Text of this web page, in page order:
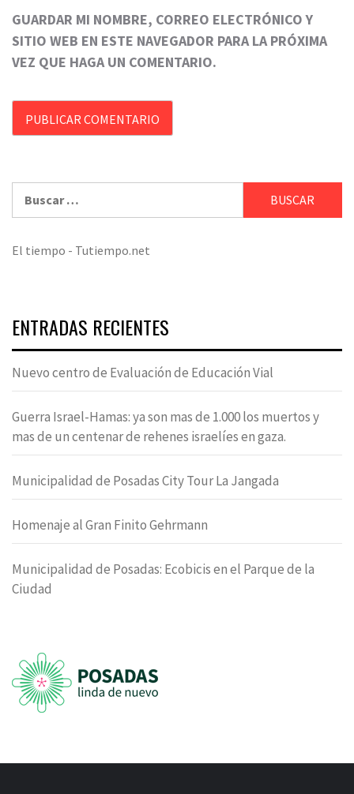
GUARDAR MI NOMBRE, CORREO ELECTRÓNICO Y
SITIO WEB EN ESTE NAVEGADOR PARA LA PRÓXIMA
VEZ QUE HAGA UN COMENTARIO.
El tiempo - Tutiempo.net
ENTRADAS RECIENTES
Nuevo centro de Evaluación de Educación Vial
Guerra Israel-Hamas: ya son mas de 1.000 los muertos y
mas de un centenar de rehenes israelíes en gaza.
Municipalidad de Posadas City Tour La Jangada
Homenaje al Gran Finito Gehrmann
Municipalidad de Posadas: Ecobicis en el Parque de la
Ciudad